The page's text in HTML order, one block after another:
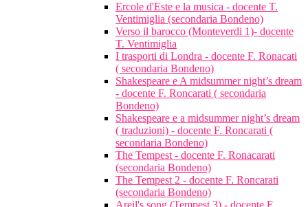
Ercole d'Este e la musica - docente T.
Ventimiglia (secondaria Bondeno)
Verso il barocco (Monteverdi 1)- docente
T. Ventimiglia
I trasporti di Londra - docente F. Ronacati
( secondaria Bondeno)
Shakespeare e A midsummer night’s dream
- docente F. Roncarati ( secondaria
Bondeno)
Shakespeare e a midsummer night’s dream
( traduzioni) - docente F. Roncarati (
secondaria Bondeno)
The Tempest - docente F. Ronacarati
(secondaria Bondeno)
The Tempest 2 - docente F. Roncarati
(secondaria Bondeno)